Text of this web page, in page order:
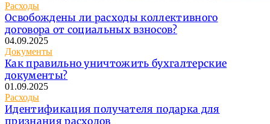
Расходы
Освобождены ли расходы коллективного
договора от социальных взносов?
04.09.2025
Документы
Как правильно уничтожить бухгалтерские
документы?
01.09.2025
Расходы
Идентификация получателя подарка для
признания расходов